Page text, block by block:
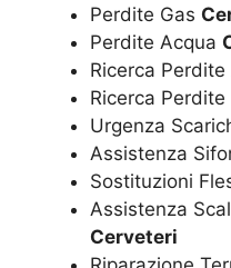
Perdite Gas
Perdite Acqua
Ricerca Perdite
Ricerca Perdite
Urgenza
Assistenza
Sostituzioni
Assistenza
Cerveteri